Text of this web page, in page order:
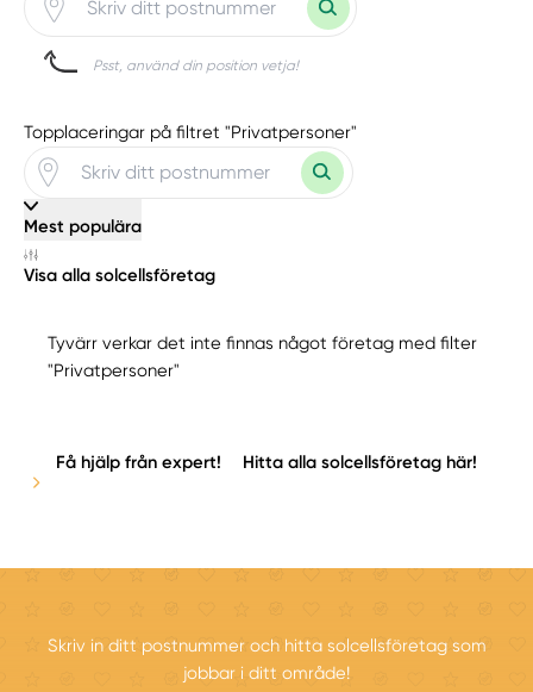
Psst, använd din position vetja!
Topplaceringar på filtret "Privatpersoner"
Mest populära
Visa alla solcellsföretag
Tyvärr verkar det inte finnas något företag med filter
"Privatpersoner"
Få hjälp från expert! Hitta alla solcellsföretag här!
Skriv in ditt postnummer och hitta solcellsföretag som
jobbar i ditt område!